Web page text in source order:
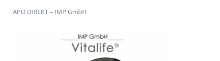
APO DIREKT – IMP GmbH